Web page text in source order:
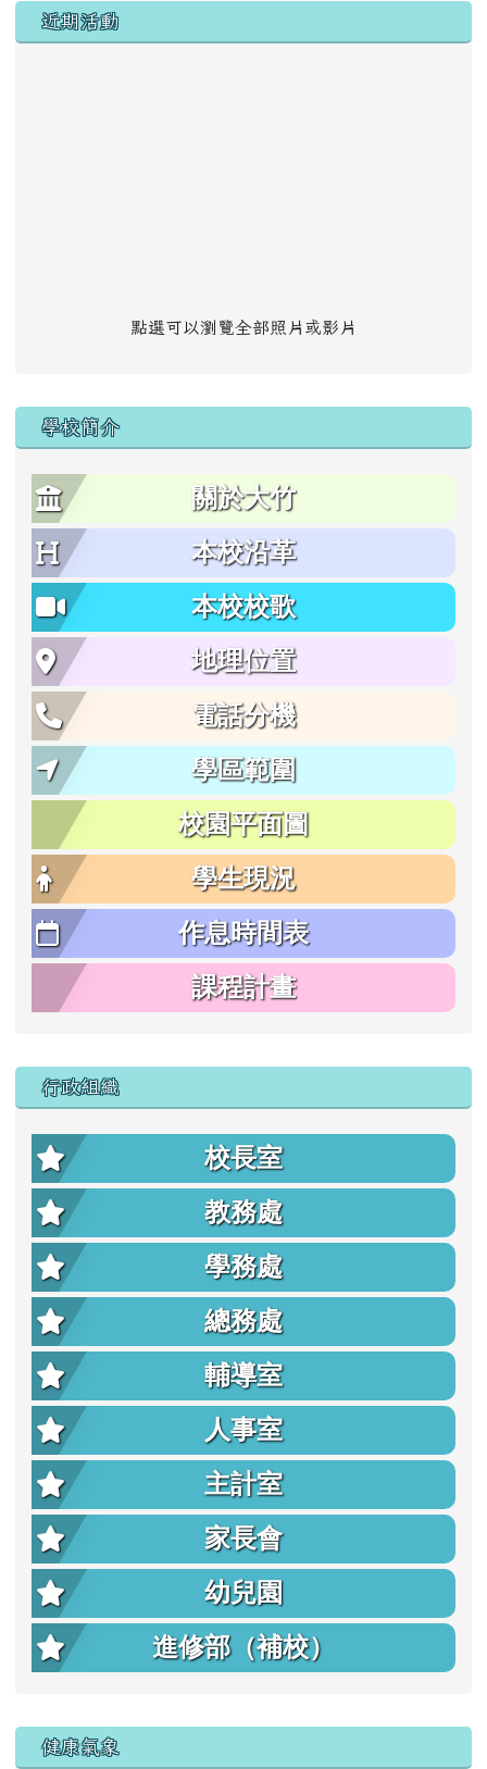
左邊區域內容
近期活動
點選可以瀏覽全部照片或影片
學校簡介
關於大竹
本校沿革
本校校歌
地理位置
電話分機
學區範圍
校園平面圖
學生現況
作息時間表
課程計畫
行政組織
校長室
教務處
學務處
總務處
輔導室
人事室
主計室
家長會
幼兒園
進修部（補校）
右邊區域內容
健康氣象